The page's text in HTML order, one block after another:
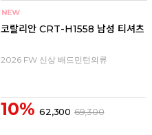
코랄리안 CRT-H1558 남성 티셔츠
2026 FW 신상 배드민턴의류
10% 62,300 69,300